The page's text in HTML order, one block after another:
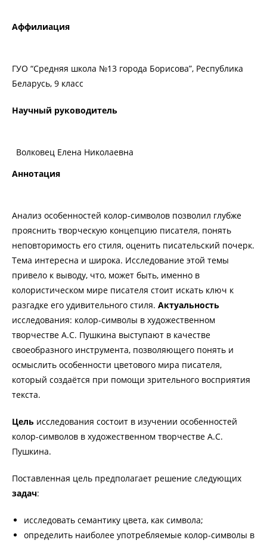
Аффилиация
ГУО “Средняя школа №13 города Борисова”, Республика
Беларусь, 9 класс
Научный руководитель
Волковец Елена Николаевна
Аннотация
Анализ особенностей колор-символов позволил глубже
прояснить творческую концепцию писателя, понять
неповторимость его стиля, оценить писательский почерк.
Тема интересна и широка. Исследование этой темы
привело к выводу, что, может быть, именно в
колористическом мире писателя стоит искать ключ к
разгадке его удивительного стиля. Актуальность
исследования: колор-символы в художественном
творчестве А.С. Пушкина выступают в качестве
своеобразного инструмента, позволяющего понять и
осмыслить особенности цветового мира писателя,
который создаётся при помощи зрительного восприятия
текста.
Цель исследования состоит в изучении особенностей
колор-символов в художественном творчестве А.С.
Пушкина.
Поставленная цель предполагает решение следующих
задач:
исследовать семантику цвета, как символа;
определить наиболее употребляемые колор-символы в